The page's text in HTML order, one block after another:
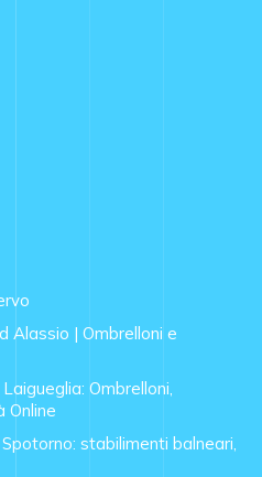
Alassio | Ombrelloni e
Ombrelloni,
Online
stabilimenti balneari,